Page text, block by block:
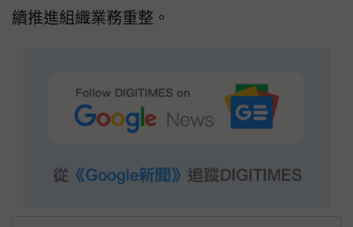
續推進組織業務重整。